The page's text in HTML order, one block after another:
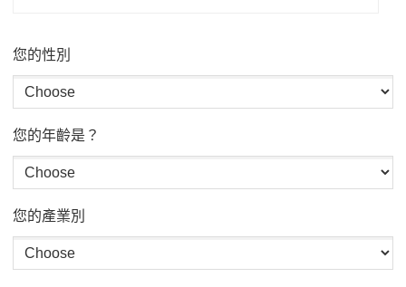
您的性別
您的年齡是？
您的產業別